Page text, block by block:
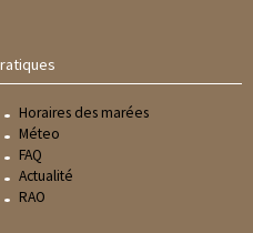
Horaires des marées
Méteo
FAQ
Actualité
RAO